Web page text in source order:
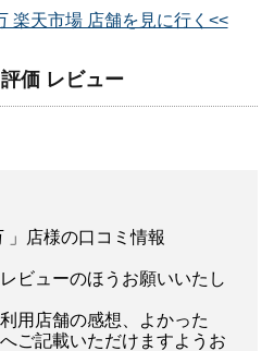
楽天市場 店舗を見に行く<<
価 レビュー
」店様の口コミ情報
ビューのほうお願いいたし
用店舗の感想、よかった
ご記載いただけますようお